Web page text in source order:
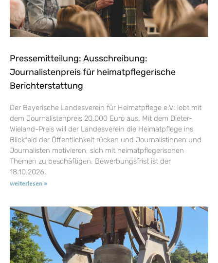
Pressemitteilung: Ausschreibung:
Journalistenpreis für heimatpflegerische
Berichterstattung
Der Bayerische Landesverein für Heimatpflege e.V. lobt mit
dem Journalistenpreis 20.000 Euro aus. Mit dem Dieter-
Wieland-Preis will der Landesverein die Heimatpflege ins
Blickfeld der Öffentlichkeit rücken und Journalistinnen und
Journalisten motivieren, sich mit heimatpflegerischen
Themen zu beschäftigen. Bewerbungsfrist ist der
18.10.2026.
weiterlesen »